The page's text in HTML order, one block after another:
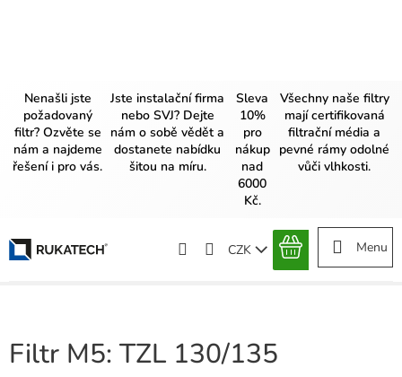
Nenašli jste
požadovaný
filtr? Ozvěte se
nám a najdeme
řešení i pro vás.
Jste instalační firma
nebo SVJ? Dejte
nám o sobě vědět a
dostanete nabídku
šitou na míru.
Sleva
10%
pro
nákup
nad
6000
Kč.
Všechny naše filtry
mají certifikovaná
filtrační média a
pevné rámy odolné
vůči vlhkosti.
CZK
NÁKUPNÍ
Filtr M5: TZL 130/135